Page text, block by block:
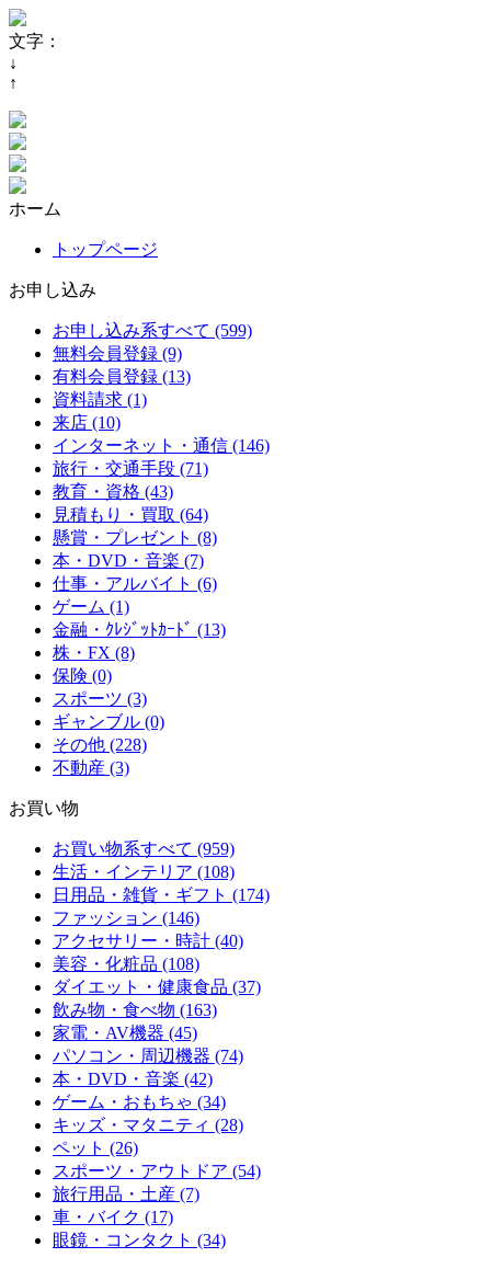
文字：
↓
↑
ホーム
トップページ
お申し込み
お申し込み系すべて (599)
無料会員登録 (9)
有料会員登録 (13)
資料請求 (1)
来店 (10)
インターネット・通信 (146)
旅行・交通手段 (71)
教育・資格 (43)
見積もり・買取 (64)
懸賞・プレゼント (8)
本・DVD・音楽 (7)
仕事・アルバイト (6)
ゲーム (1)
金融・ｸﾚｼﾞｯﾄｶｰﾄﾞ (13)
株・FX (8)
保険 (0)
スポーツ (3)
ギャンブル (0)
その他 (228)
不動産 (3)
お買い物
お買い物系すべて (959)
生活・インテリア (108)
日用品・雑貨・ギフト (174)
ファッション (146)
アクセサリー・時計 (40)
美容・化粧品 (108)
ダイエット・健康食品 (37)
飲み物・食べ物 (163)
家電・AV機器 (45)
パソコン・周辺機器 (74)
本・DVD・音楽 (42)
ゲーム・おもちゃ (34)
キッズ・マタニティ (28)
ペット (26)
スポーツ・アウトドア (54)
旅行用品・土産 (7)
車・バイク (17)
眼鏡・コンタクト (34)